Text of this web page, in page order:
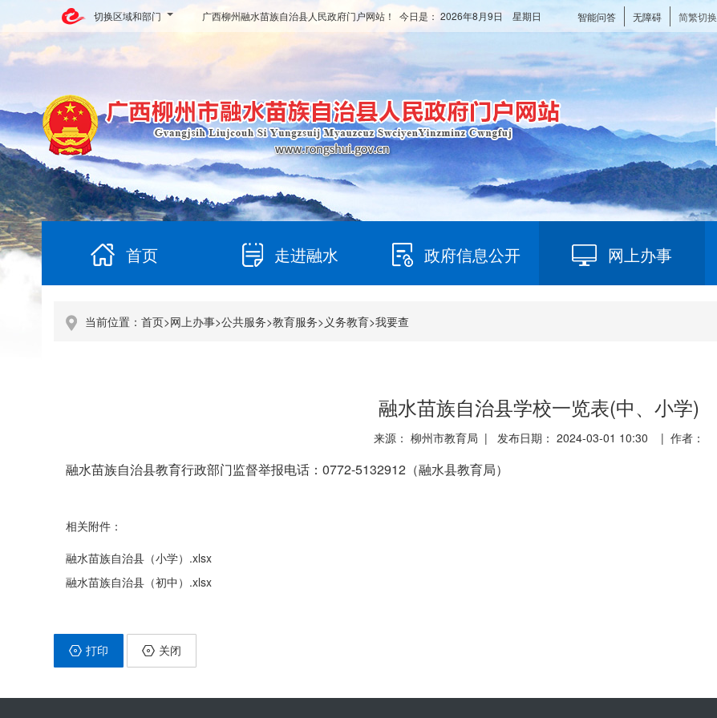
切换区域和部门 智能问答 无障碍 简繁切换
广西柳州融水苗族自治县人民政府门户网站！ 今日是： 2026年8月9日 星期日
首页 走进融水 政府信息公开 网上办事
当前位置： 首页>网上办事>公共服务>教育服务> 义务教育>我要查
融水苗族自治县学校一览表(中、小学)
来源： 柳州市教育局 | 发布日期： 2024-03-01 10:30 | 作者：
融水苗族自治县教育行政部门监督举报电话：0772-5132912（融水县教育局）
相关附件：
融水苗族自治县（小学）.xlsx
融水苗族自治县（初中）.xlsx
打印 关闭